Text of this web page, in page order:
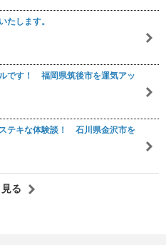
たします。
です！ 福岡県筑後市を運気アッ
テキな体験談！ 石川県金沢市を
る